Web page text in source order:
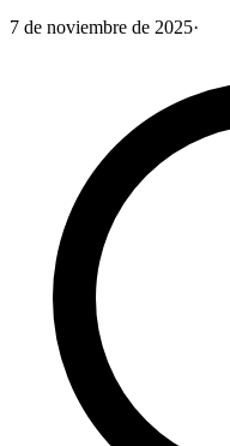
7 de noviembre de 2025·